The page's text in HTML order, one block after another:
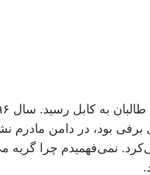
برفی بود، در دامن مادرم
نمی‌فهمیدم چرا گریه